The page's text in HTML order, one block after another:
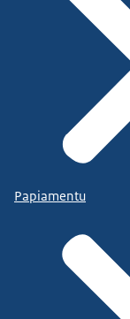
Papiamentu